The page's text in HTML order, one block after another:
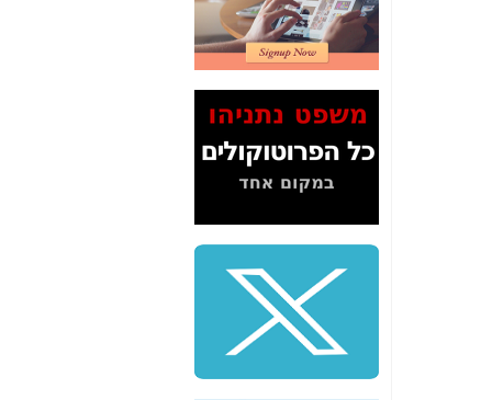
2" על תעלולי השר
משה כחלון -כאן
המשך חשיפת הבלוף
ששמו "מהפיכת
הסלולר" ואיך מסרסים
כאן
סיכום ביקור בסיליקון
שלמה פילבר (עד
לאחרונה מנכ"ל משרד
התקשורת) - עד
מדינה? הצחקתם